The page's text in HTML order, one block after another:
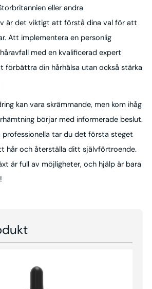
eller andra
är det viktigt att förstå dina val för att
Att implementera en personlig
med en kvalificerad expert
förbättra din hårhälsa utan också stärka
kan vara skrämmande, men kom ihåg
börjar med informerade beslut.
tar du det första steget
hår och återställa ditt självförtroende.
är full av möjligheter, och hjälp är bara